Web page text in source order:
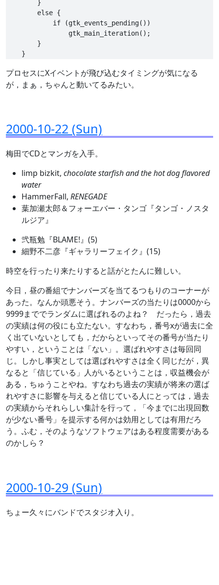
        }
        else {
            if (gtk_events_pending())
                gtk_main_iteration();
        }
プロセスにXイベントが飛び込むタイミングが気になる
が，まぁ，ちゃんと動いてるみたい。
2000-10-22 (Sun)
梅田でCDとマンガを入手。
limp bizkit, chocolate starfish and the hot dog flavored
water
HammerFall, RENEGADE
葉加瀬太郎＆フォーエバー・タンゴ『タンゴ・ノスタ
ルジア』
弐瓶勉『BLAME!』(5)
細野不二彦『ギャラリーフェイク』(15)
時空を行ったり来たりすると話がとたんに難しい。
今日，昼の番組でナンバーズを当てるつもりのコーナーが
あった。なんか頭悪そう。ナンバーズの当たりは0000から
9999まででランダムに選ばれるのよね？ だったら，過去
の実績は何の役にも立たない。すなわち，番号xが過去に全
く出ていないとしても，だからといってその番号が当たり
やすい，ということは「ない」。選ばれやすさは毎回同
じ。しかし事実としては選ばれやすさは全く同じだが，異
なると「信じている」人がいるということは，収益機会が
ある，ちゅうことやね。すなわち過去の実績が将来の選ば
れやすさに影響を与えると信じている人にとっては，過去
の実績からそれらしい集計を行って，「今までに出現回数
が少ない番号」を提示する何かは効用としては有用だろ
う。ふむ，そのようなソフトウェアはある程度需要がある
のかしら？
2000-10-29 (Sun)
ちょー久々にバンドでスタジオ入り。